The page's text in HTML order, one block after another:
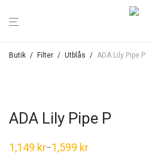
Butik / Filter / Utblås / ADA Lily Pipe P
ADA Lily Pipe P
1,149 kr–1,599 kr